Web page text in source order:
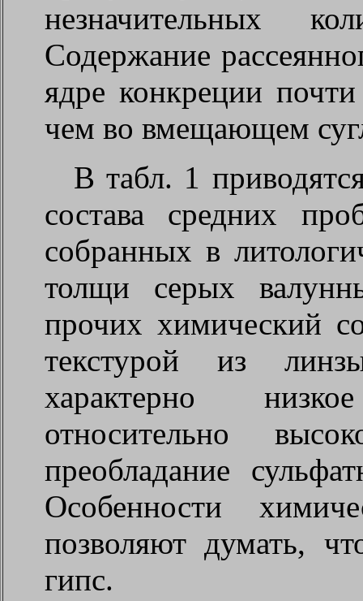
незначительных
Содержание
ядре конкреции
чем во вмещающем
В табл. 1
состава средних
собранных в
толщи серых
прочих химический
текстурой из
характерно
относительно
преобладание
Особенности
позволяют думать,
гипс.